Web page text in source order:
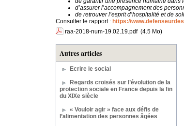
d’assurer l’accompagnement des
de retrouver l’esprit d’hospitalité et de
Consulter le rapport : https://
raa-2018-num-19.02.19.pdf (4.5 Mo)
Autres articles
Ecrire le social
Regards croisés sur l’évolution de la
protection sociale en France depuis la fin
du XIXe siècle
« Vouloir agir » face aux défis de
l’alimentation des personnes âgées